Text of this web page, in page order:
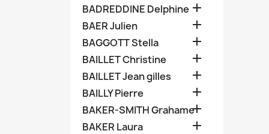
BADREDDINE Delphine 
BAER Julien 
BAGGOTT Stella 
BAILLET Christine 
BAILLET Jean gilles 
BAILLY Pierre 
BAKER-SMITH Grahame
BAKER Laura 